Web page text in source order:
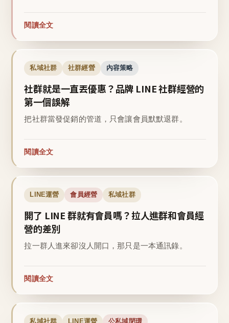
閱讀全文
私域社群 社群經營 內容策略
社群就是一直丟優惠？品牌 LINE 社群經營的
第一個誤解
把社群當發促銷的管道，只會讓會員默默退群。
閱讀全文
LINE運營 會員經營 私域社群
開了 LINE 群就有會員嗎？拉人進群和會員經
營的差別
拉一群人進來卻沒人開口，那只是一本通訊錄。
閱讀全文